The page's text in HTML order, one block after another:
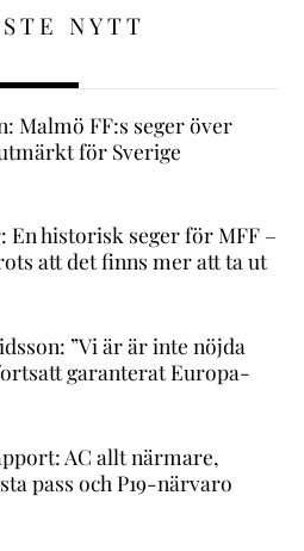
NYTT
Malmö FF:s seger över
för Sverige
En historisk seger för MFF –
att det finns mer att ta ut
”Vi är är inte nöjda
garanterat Europa-
AC allt närmare,
pass och P19-närvaro